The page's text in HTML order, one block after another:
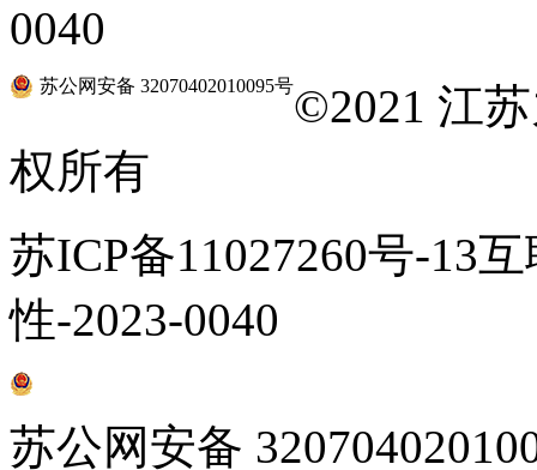
0040
苏公网安备 32070402010095号©2021 江
权所有
苏ICP备11027260号-13
性-2023-0040
苏公网安备